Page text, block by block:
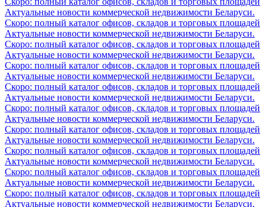
Актуальные новости коммерческой недвижимости Беларуси.
Скоро: полный каталог офисов, складов и торговых площадей
Актуальные новости коммерческой недвижимости Беларуси.
Скоро: полный каталог офисов, складов и торговых площадей
Актуальные новости коммерческой недвижимости Беларуси.
Скоро: полный каталог офисов, складов и торговых площадей
Актуальные новости коммерческой недвижимости Беларуси.
Скоро: полный каталог офисов, складов и торговых площадей
Актуальные новости коммерческой недвижимости Беларуси.
Скоро: полный каталог офисов, складов и торговых площадей
Актуальные новости коммерческой недвижимости Беларуси.
Скоро: полный каталог офисов, складов и торговых площадей
Актуальные новости коммерческой недвижимости Беларуси.
Скоро: полный каталог офисов, складов и торговых площадей
Актуальные новости коммерческой недвижимости Беларуси.
Скоро: полный каталог офисов, складов и торговых площадей
Актуальные новости коммерческой недвижимости Беларуси.
Скоро: полный каталог офисов, складов и торговых площадей
Актуальные новости коммерческой недвижимости Беларуси.